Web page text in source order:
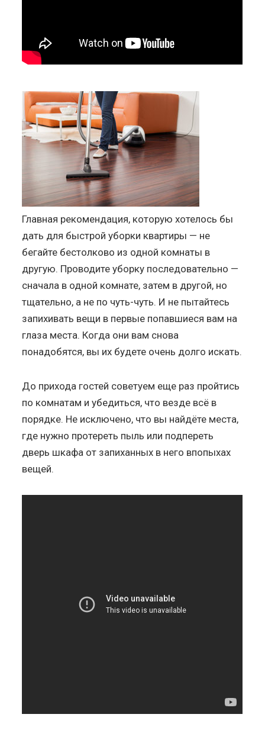
Главная рекомендация, которую хотелось бы
дать для быстрой уборки квартиры — не
бегайте бестолково из одной комнаты в
другую. Проводите уборку последовательно —
сначала в одной комнате, затем в другой, но
тщательно, а не по чуть-чуть. И не пытайтесь
запихивать вещи в первые попавшиеся вам на
глаза места. Когда они вам снова
понадобятся, вы их будете очень долго искать.
До прихода гостей советуем еще раз пройтись
по комнатам и убедиться, что везде всё в
порядке. Не исключено, что вы найдёте места,
где нужно протереть пыль или подпереть
дверь шкафа от запиханных в него впопыхах
вещей.